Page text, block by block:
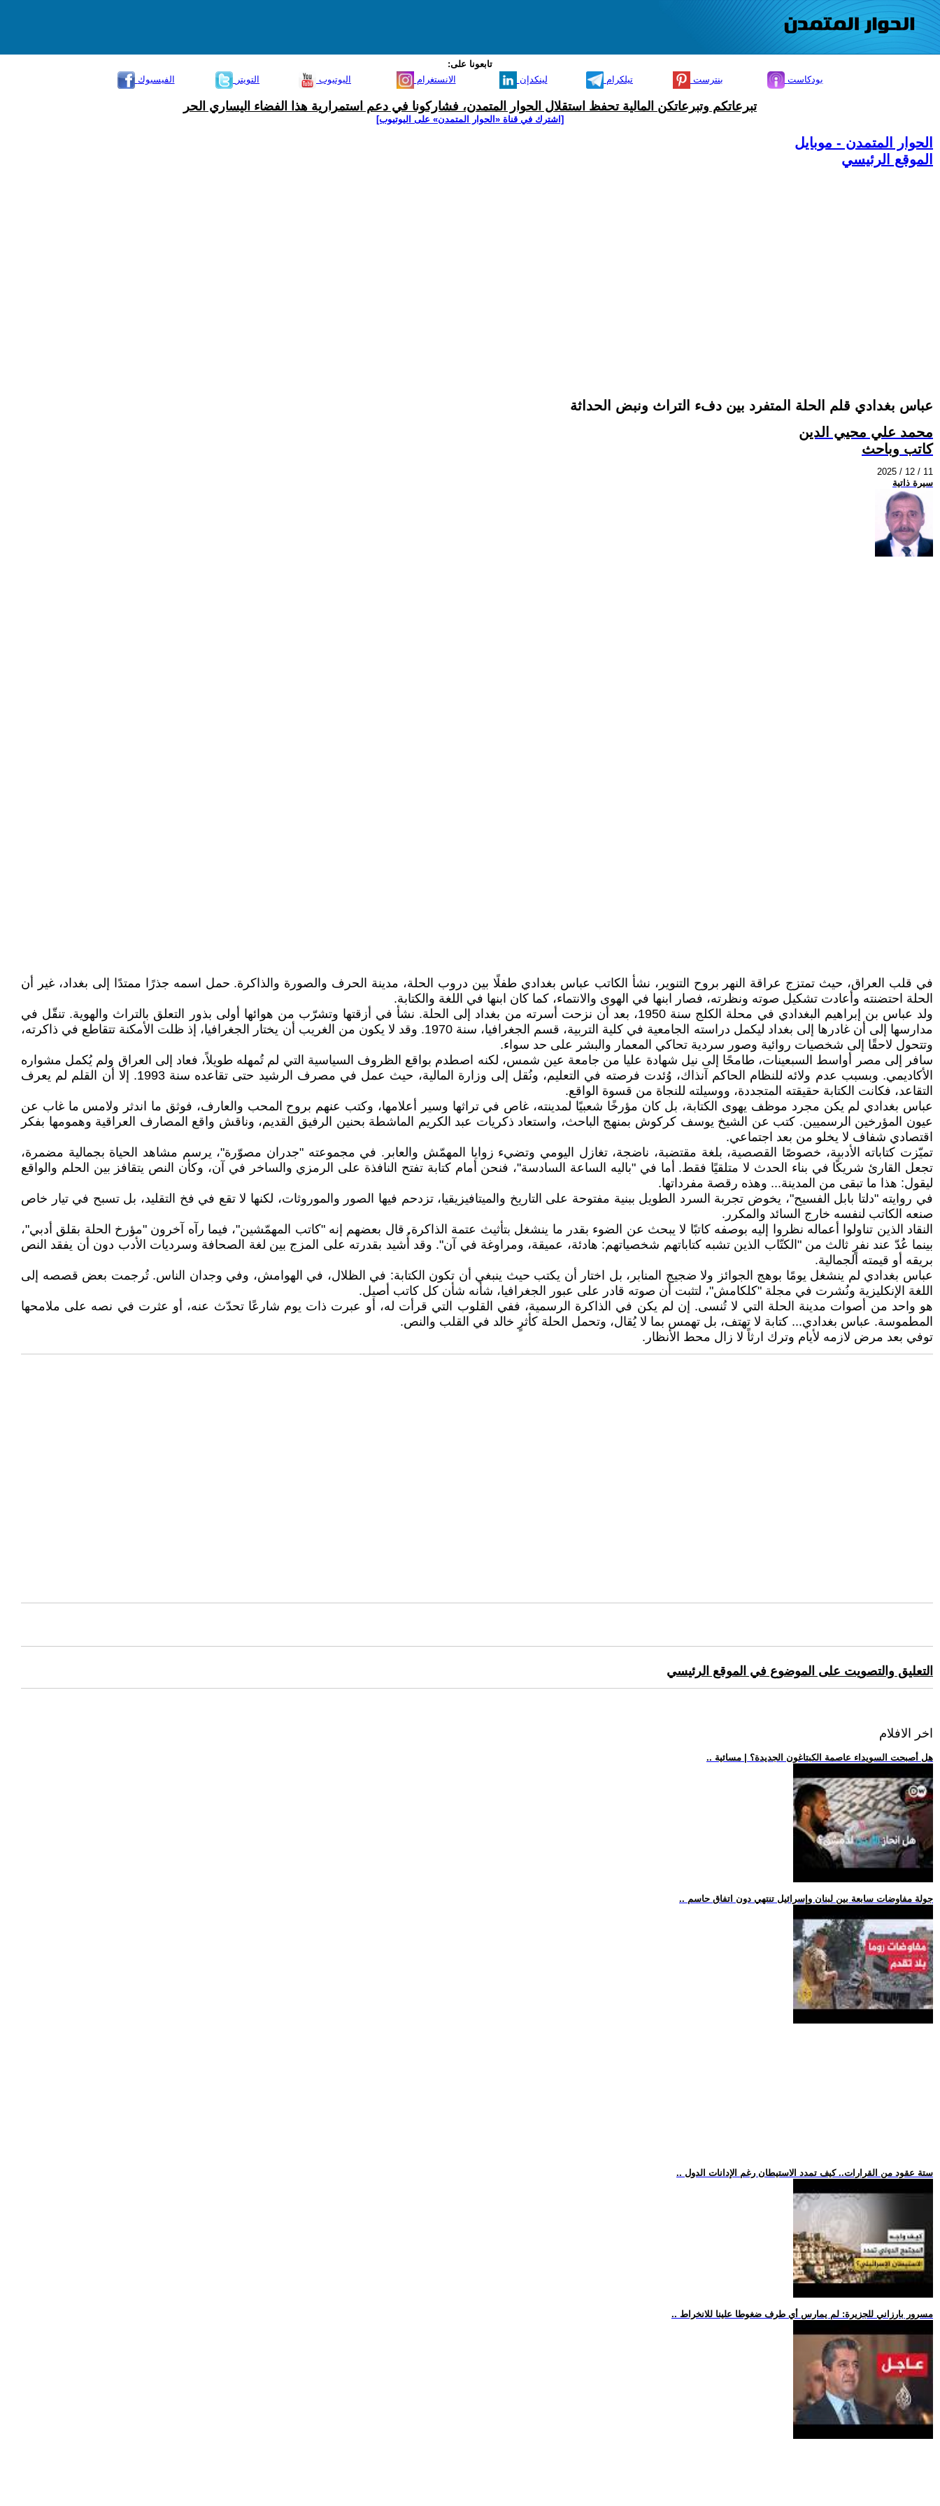
تابعونا على:
الفيسبوك
التويتر اليوتيوب الانستغرام لينكدإن تيلكرام بنترست بودكاست
تبرعاتكم وتبرعاتكن المالية تحفظ استقلال الحوار المتمدن، فشاركونا في دعم استمرارية هذا الفضاء اليساري الحر
[اشترك في قناة ‫«الحوار المتمدن» على اليوتيوب]
الحوار المتمدن - موبايل
الموقع الرئيسي
عباس بغدادي قلم الحلة المتفرد بين دفء التراث ونبض الحداثة
محمد علي محيي الدين
كاتب وباحث
2025 / 12 / 11
سيرة ذاتية
في قلب العراق، حيث تمتزج عراقة النهر بروح التنوير، نشأ الكاتب عباس بغدادي طفلًا بين دروب الحلة، مدينة الحرف والصورة والذاكرة. حمل اسمه جذرًا ممتدًا إلى بغداد، غير أن
الحلة احتضنته وأعادت تشكيل صوته ونظرته، فصار ابنها في الهوى والانتماء، كما كان ابنها في اللغة والكتابة.
ولد عباس بن إبراهيم البغدادي في محلة الكلج سنة 1950، بعد أن نزحت أسرته من بغداد إلى الحلة. نشأ في أزقتها وتشرّب من هوائها أولى بذور التعلق بالتراث والهوية. تنقّل في
مدارسها إلى أن غادرها إلى بغداد ليكمل دراسته الجامعية في كلية التربية، قسم الجغرافيا، سنة 1970. وقد لا يكون من الغريب أن يختار الجغرافيا، إذ ظلت الأمكنة تتقاطع في ذاكرته،
وتتحول لاحقًا إلى شخصيات روائية وصور سردية تحاكي المعمار والبشر على حد سواء.
سافر إلى مصر أواسط السبعينات، طامحًا إلى نيل شهادة عليا من جامعة عين شمس، لكنه اصطدم بواقع الظروف السياسية التي لم تُمهله طويلاً، فعاد إلى العراق ولم يُكمل مشواره
الأكاديمي. وبسبب عدم ولائه للنظام الحاكم آنذاك، وُئدت فرصته في التعليم، ونُقل إلى وزارة المالية، حيث عمل في مصرف الرشيد حتى تقاعده سنة 1993. إلا أن القلم لم يعرف
التقاعد، فكانت الكتابة حقيقته المتجددة، ووسيلته للنجاة من قسوة الواقع.
عباس بغدادي لم يكن مجرد موظف يهوى الكتابة، بل كان مؤرخًا شعبيًا لمدينته، غاص في تراثها وسير أعلامها، وكتب عنهم بروح المحب والعارف، فوثق ما اندثر ولامس ما غاب عن
عيون المؤرخين الرسميين. كتب عن الشيخ يوسف كركوش بمنهج الباحث، واستعاد ذكريات عبد الكريم الماشطة بحنين الرفيق القديم، وناقش واقع المصارف العراقية وهمومها بفكر
اقتصادي شفاف لا يخلو من بعد اجتماعي.
تميّزت كتاباته الأدبية، خصوصًا القصصية، بلغة مقتضبة، ناضجة، تغازل اليومي وتضيء زوايا المهمّش والعابر. في مجموعته "جدران مصوّرة"، يرسم مشاهد الحياة بجمالية مضمرة،
تجعل القارئ شريكًا في بناء الحدث لا متلقيًا فقط. أما في "باليه الساعة السادسة"، فنحن أمام كتابة تفتح النافذة على الرمزي والساخر في آن، وكأن النص يتقافز بين الحلم والواقع
ليقول: هذا ما تبقى من المدينة... وهذه رقصة مفرداتها.
في روايته "دلتا بابل الفسيح"، يخوض تجربة السرد الطويل ببنية مفتوحة على التاريخ والميتافيزيقيا، تزدحم فيها الصور والموروثات، لكنها لا تقع في فخ التقليد، بل تسبح في تيار خاص
صنعه الكاتب لنفسه خارج السائد والمكرر.
النقاد الذين تناولوا أعماله نظروا إليه بوصفه كاتبًا لا يبحث عن الضوء بقدر ما ينشغل بتأثيث عتمة الذاكرة. قال بعضهم إنه "كاتب المهمّشين"، فيما رآه آخرون "مؤرخ الحلة بقلق أدبي"،
بينما عُدّ عند نفرٍ ثالث من "الكتّاب الذين تشبه كتاباتهم شخصياتهم: هادئة، عميقة، ومراوغة في آن". وقد أُشيد بقدرته على المزج بين لغة الصحافة وسرديات الأدب دون أن يفقد النص
بريقه أو قيمته الجمالية.
عباس بغدادي لم ينشغل يومًا بوهج الجوائز ولا ضجيج المنابر، بل اختار أن يكتب حيث ينبغي أن تكون الكتابة: في الظلال، في الهوامش، وفي وجدان الناس. تُرجمت بعض قصصه إلى
اللغة الإنكليزية ونُشرت في مجلة "كلكامش"، لتثبت أن صوته قادر على عبور الجغرافيا، شأنه شأن كل كاتب أصيل.
هو واحد من أصوات مدينة الحلة التي لا تُنسى. إن لم يكن في الذاكرة الرسمية، ففي القلوب التي قرأت له، أو عبرت ذات يوم شارعًا تحدّث عنه، أو عثرت في نصه على ملامحها
المطموسة. عباس بغدادي... كتابة لا تهتف، بل تهمس بما لا يُقال، وتحمل الحلة كأثرٍ خالد في القلب والنص.
توفي بعد مرض لازمه لأيام وترك ارثاً لا زال محط الأنظار.
التعليق والتصويت على الموضوع في الموقع الرئيسي
اخر الافلام
.. هل أصبحت السويداء عاصمة الكبتاغون الجديدة؟ | مسائية
.. جولة مفاوضات سابعة بين لبنان وإسرائيل تنتهي دون اتفاق حاسم
.. ستة عقود من القرارات.. كيف تمدد الاستيطان رغم الإدانات الدول
.. مسرور بارزاني للجزيرة: لم يمارس أي طرف ضغوطا علينا للانخراط